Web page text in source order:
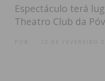
Espectáculo terá
Theatro Club da